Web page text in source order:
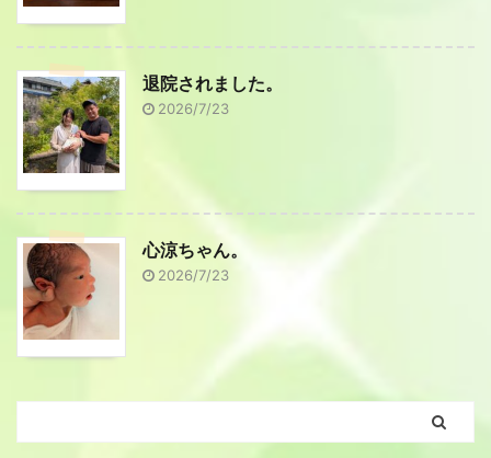
退院されました。
2026/7/23
心涼ちゃん。
2026/7/23